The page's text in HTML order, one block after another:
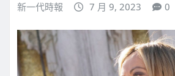
新一代時報 7 月 9, 2023 0